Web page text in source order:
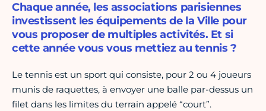
Chaque année, les associations parisiennes
investissent les équipements de la Ville pour
vous proposer de multiples activités. Et si
cette année vous vous mettiez au tennis ?
Le tennis est un sport qui consiste, pour 2 ou 4 joueurs
munis de raquettes, à envoyer une balle par-dessus un
filet dans les limites du terrain appelé “court”.